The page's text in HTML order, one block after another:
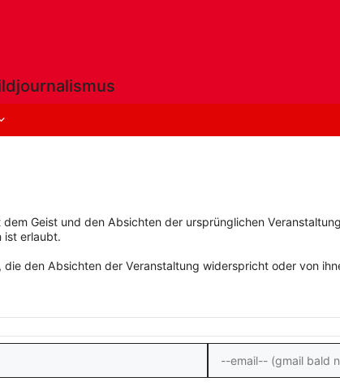
Geist und den Absichten der ursprünglichen
ist erlaubt.
den Absichten der Veranstaltung widerspricht oder von